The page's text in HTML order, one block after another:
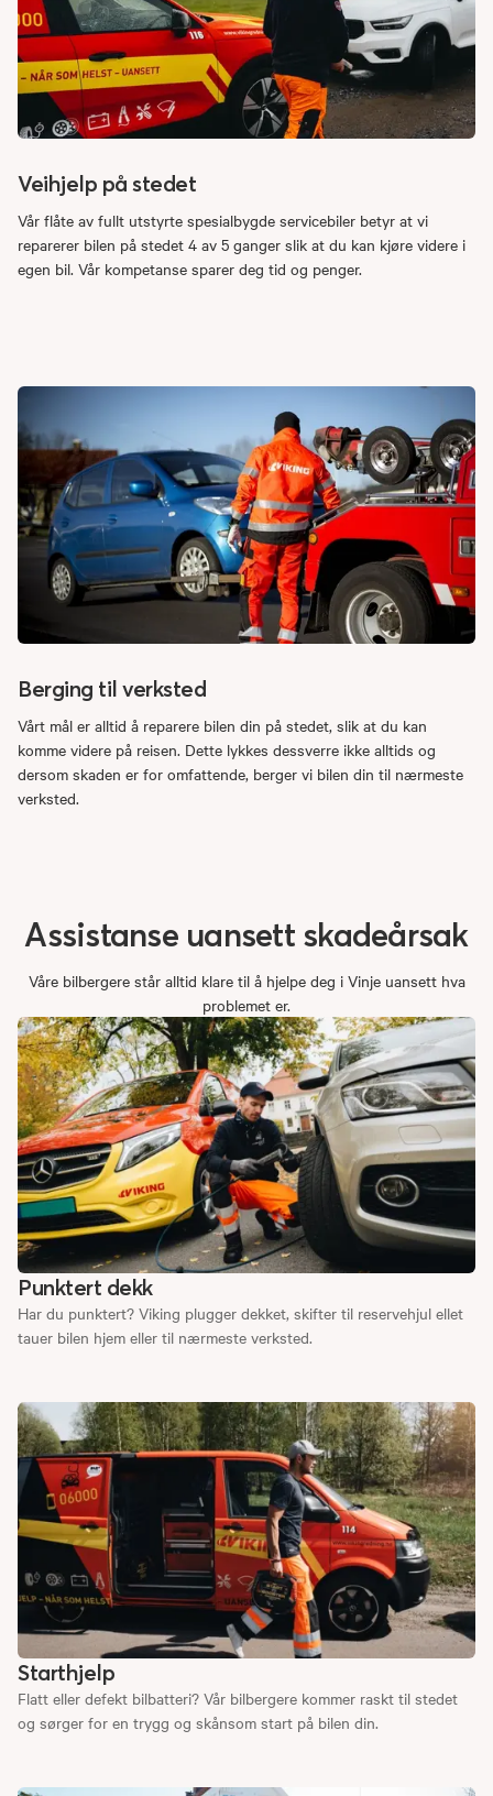
Veihjelp på stedet
Vår flåte av fullt utstyrte spesialbygde servicebiler betyr at vi
reparerer bilen på stedet 4 av 5 ganger slik at du kan kjøre videre i
egen bil. Vår kompetanse sparer deg tid og penger.
Berging til verksted
Vårt mål er alltid å reparere bilen din på stedet, slik at du kan
komme videre på reisen. Dette lykkes dessverre ikke alltids og
dersom skaden er for omfattende, berger vi bilen din til nærmeste
verksted.
Assistanse uansett skadeårsak
Våre bilbergere står alltid klare til å hjelpe deg i Vinje uansett hva
problemet er.
Punktert dekk
Har du punktert? Viking plugger dekket, skifter til reservehjul ellet
tauer bilen hjem eller til nærmeste verksted.
Starthjelp
Flatt eller defekt bilbatteri? Vår bilbergere kommer raskt til stedet
og sørger for en trygg og skånsom start på bilen din.